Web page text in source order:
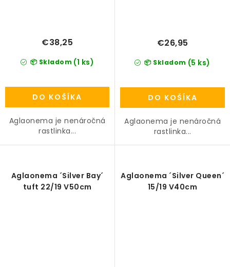
📦 Skladom (1 ks)
€38,25
DO KOŠÍKA
Aglaonema je nenáročná
rastlinka...
📦 Skladom (5 ks)
€26,95
DO KOŠÍKA
Aglaonema je nenáročná
rastlinka...
Aglaonema ´Silver Bay´
tuft 22/19 V50cm
Aglaonema ´Silver Queen´
15/19 V40cm